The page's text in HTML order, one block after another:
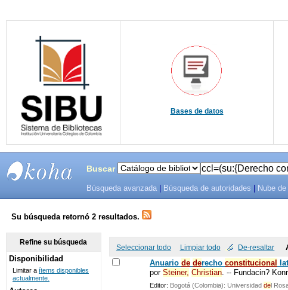
Bases de datos
SISTEMAS
DE
BIBLIOTECAS
UNICOC
Buscar
Búsqueda avanzada Búsqueda de autoridades Nube
Su búsqueda retornó 2 resultados.
Seleccionar todo Limpiar todo De-resaltar
Anuario de derecho constitucional
por Steiner, Christian. -- Fundacin?
Editor: Bogotá (Colombia): Universidad del
Refine su búsqueda
Disponibilidad
Limitar a ítems disponibles
actualmente.